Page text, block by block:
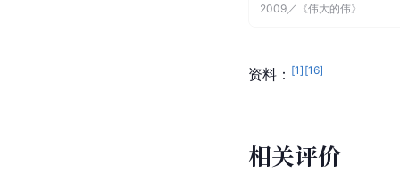
2009 ／ 《伟大的伟》
资料： [1] [16]
相关评价